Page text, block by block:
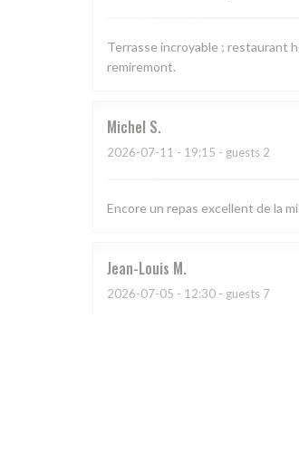
Terrasse incroyable ; restaurant
remiremont.
Michel S
2026-07-11 - 19:15 - guests 2
Encore un repas excellent de la
Jean-Louis M
2026-07-05 - 12:30 - guests 7